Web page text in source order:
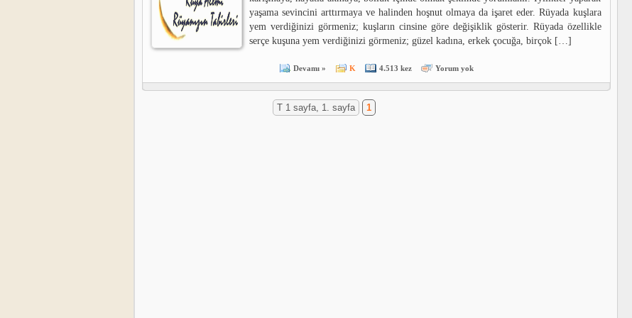
yaşama sevincini arttırmaya ve halinden hoşnut olmaya da işaret eder. Rüyada kuşlara
yem verdiğinizi görmeniz; kuşların cinsine göre değişiklik gösterir. Rüyada özellikle
serçe kuşuna yem verdiğinizi görmeniz; güzel kadına, erkek çocuğa, birçok […]
Devamı » K 4.513 kez Yorum yok
T 1 sayfa, 1. sayfa 1